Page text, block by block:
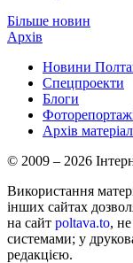
Більше новин
Архів
Новини
Спецпроекти
Блоги
Архів
© 2009 – 2026
Використання
інших сайтах
на сайт poltava.to,
системами; у
редакцією.